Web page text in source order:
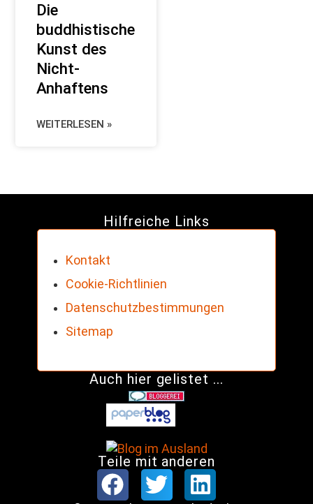
Die
buddhistische
Kunst des
Nicht-
Anhaftens
WEITERLESEN »
Hilfreiche Links
Kontakt
Cookie-Richtlinien
Datenschutzbestimmungen
Sitemap
Auch hier gelistet ...
Teile mit anderen